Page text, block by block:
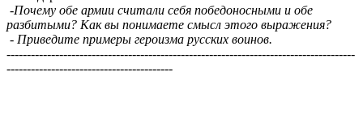
-Почему обе армии считали себя победоносными и обе
разбитыми? Как вы понимаете смысл этого выражения?
- Приведите примеры героизма русских воинов.
--------------------------------------------------------------------------------------
-----------------------------------------